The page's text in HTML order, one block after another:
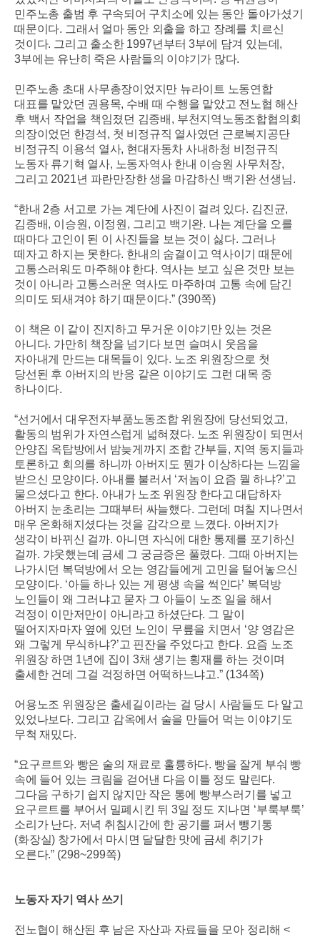
민주노총 출범 후 구속되어 구치소에 있는 동안 돌아가셨기
때문이다. 그래서 얼마 동안 외출을 하고 장례를 치르신
것이다. 그리고 출소한 1997년부터3부에 담겨 있는데 ,
3부에는 유난히 죽은 사람들의 이야기가 많다.
민주노총 초대 사무총장이었지만 뉴라이트 노동연합
대표를 맡았던 권용목, 수배 때 수행을 맡았고 전노협 해산
후 백서 작업을 책임졌던 김종배 , 부천지역노동조합협의회
의장이었던 한경석, 첫 비정규직 열사였던 근로복지공단
비정규직 이용석 열사, 현대자동차 사내하청 비정규직
노동자 류기혁 열사, 노동자역사 한내 이승원 사무처장,
그리고 2021년 파란만장한 생을 마감하신 백기완 선생님.
“한내 2층 서고로 가는 계단에 사진이 걸려 있다. 김진균,
김종배, 이승원 , 이정원 , 그리고 백기완. 나는 계단을 오를
때마다 고인이 된 이 사진들을 보는 것이 싫다. 그러나
떼자고 하지는 못한다. 한내의 숨결이고 역사이기 때문에
고통스러워도 마주해야 한다. 역사는 보고 싶은 것만 보는
것이 아니라 고통스러운 역사도 마주하며 고통 속에 담긴
의미도 되새겨야 하기 때문이다.” (390쪽)
이 책은 이 같이 진지하고 무거운 이야기만 있는 것은
아니다. 가만히 책장을 넘기다 보면 슬며시 웃음을
자아내게 만드는 대목들이 있다. 노조 위원장으로 첫
당선된 후 아버지의 반응 같은 이야기도 그런 대목 중
하나이다.
“선거에서 대우전자부품노동조합 위원장에 당선되었고,
활동의 범위가 자연스럽게 넓혀졌다. 노조 위원장이 되면서
안양집 옥탑방에서 밤늦게까지 조합 간부들, 지역 동지들과
토론하고 회의를 하니까 아버지도 뭔가 이상하다는 느낌을
받으신 모양이다. 아내를 불러서 ‘저놈이 요즘 뭘 하냐?’고
물으셨다고 한다. 아내가 노조 위원장 한다고 대답하자
아버지 눈초리는 그때부터 싸늘했다. 그런데 며칠 지나면서
매우 온화해지셨다는 것을 감각으로 느꼈다. 아버지가
생각이 바뀌신 걸까. 아니면 자식에 대한 통제를 포기하신
걸까. 갸웃했는데 금세 그 궁금증은 풀렸다. 그때 아버지는
나가시던 복덕방에서 오는 영감들에게 고민을 털어놓으신
모양이다. ‘아들 하나 있는 게 평생 속을 썩인다’ 복덕방
노인들이 왜 그러냐고 묻자 그 아들이 노조 일을 해서
걱정이 이만저만이 아니라고 하셨단다. 그 말이
떨어지자마자 옆에 있던 노인이 무릎을 치면서 ‘양 영감은
왜 그렇게 무식하냐?’고 핀잔을 주었다고 한다. 요즘 노조
위원장 하면 1년에 집이 3채 생기는 횡재를 하는 것이며
출세한 건데 그걸 걱정하면 어떡하느냐고.” (134쪽)
어용노조 위원장은 출세길이라는 걸 당시 사람들도 다 알고
있었나보다. 그리고 감옥에서 술을 만들어 먹는 이야기도
무척 재밌다.
“요구르트와 빵은 술의 재료로 훌륭하다. 빵을 잘게 부숴 빵
속에 들어 있는 크림을 걷어낸 다음 이틀 정도 말린다.
그다음 구하기 쉽지 않지만 작은 통에 빵부스러기를 넣고
요구르트를 부어서 밀폐시킨 뒤 3일 정도 지나면 ‘부룩부룩’
소리가 난다. 저녁 취침시간에 한 공기를 퍼서 뺑기통
(화장실) 창가에서 마시면 달달한 맛에 금세 취기가
오른다.” (298~299쪽)
노동자 자기 역사 쓰기
전노협이 해산된 후 남은 자산과 자료들을 모아 정리해 <